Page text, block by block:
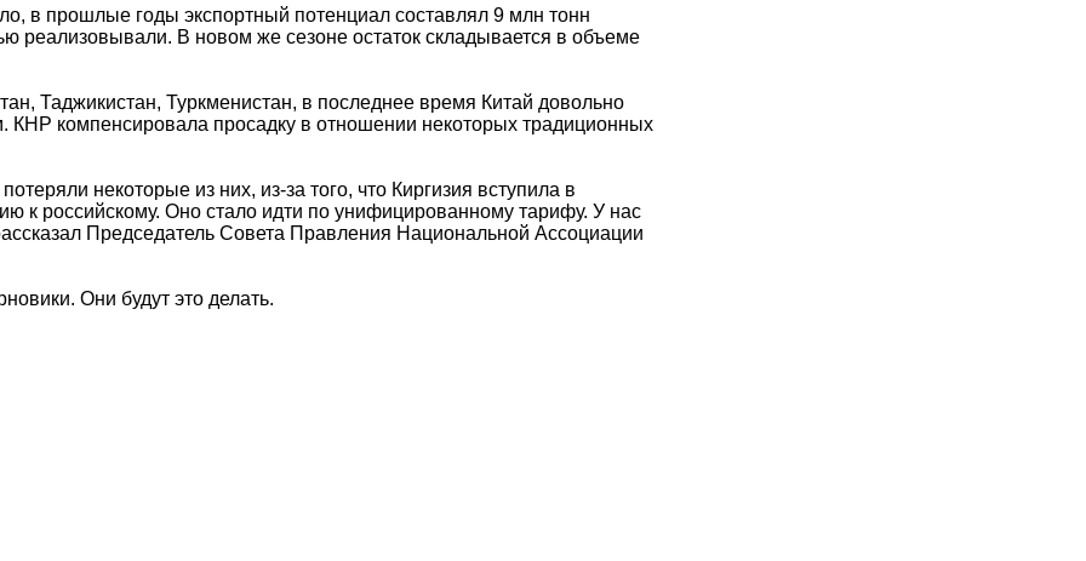
в прошлые годы экспортный потенциал составлял 9 млн тонн
реализовывали. В новом же сезоне остаток складывается в объеме
Таджикистан, Туркменистан, в последнее время Китай довольно
компенсировала просадку в отношении некоторых традиционных
некоторые из них, из-за того, что Киргизия вступила в
к российскому. Оно стало идти по унифицированному тарифу. У нас
Председатель Совета Правления Национальной Ассоциации
Они будут это делать.